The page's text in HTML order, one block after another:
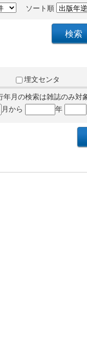
ソート順
埋文センタ
年月の検索は雑誌のみ対
月から 年